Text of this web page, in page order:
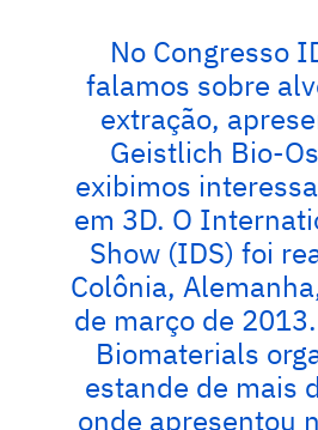
No Congresso
falamos sobre
extração,
Geistlich Bio-
exibimos
em 3D. O
Show (IDS) foi
Colônia,
de março de
Biomaterials
estande de mais
onde apresentou